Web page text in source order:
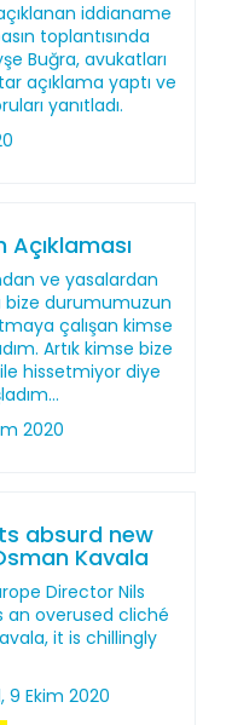
iddianame
toplantısında
Buğra, avukatları
açıklama yaptı ve
yanıtladı.
Açıklaması
ve yasalardan
bize durumumuzun
çalışan kimse
Artık kimse bize
hissetmiyor diye
2020
absurd new
Kavala
Director Nils
an overused cliché
it is chillingly
Ekim 2020